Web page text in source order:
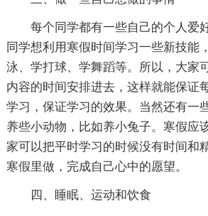
每个同学都有一些自己的个人爱
同学想利用寒假时间学习一些新技能
泳、学打球、学舞蹈等。所以，大家
内容的时间安排进去，这样就能保证
学习，保证学习的效果。当然还有一
养些小动物，比如养小兔子。寒假应
家可以把平时学习的时候没有时间和
寒假里做，完成自己心中的愿望。
四、睡眠、运动和饮食